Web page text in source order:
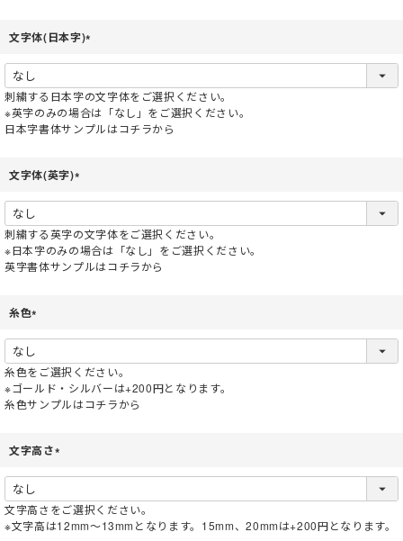
文字体(日本字)
須
)
刺繍する日本字の文字体をご選択ください。
※英字のみの場合は「なし」をご選択ください。
日本字書体サンプルはコチラから
文字体(英字)
須
)
刺繍する英字の文字体をご選択ください。
※日本字のみの場合は「なし」をご選択ください。
英字書体サンプルはコチラから
糸色
必
須
)
糸色をご選択ください。
※ゴールド・シルバーは+200円となります。
糸色サンプルはコチラから
文字高さ
須
)
文字高さをご選択ください。
※文字高は12mm～13mmとなります。15mm、20mmは+200円となります。